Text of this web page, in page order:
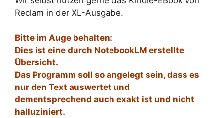
Reclam in der XL-Ausgabe.
Bitte im Auge behalten:
Dies ist eine durch NotebookLM erstellte
Übersicht.
Das Programm soll so angelegt sein, dass es
nur den Text auswertet und
dementsprechend auch exakt ist und nicht
halluziniert.